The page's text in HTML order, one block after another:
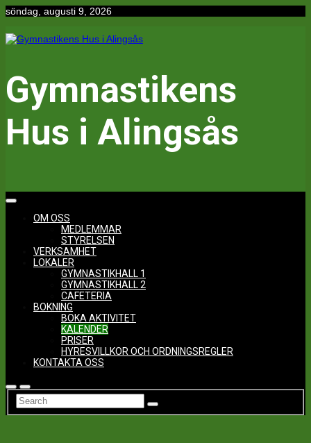
Hoppa
innehåll
söndag, augusti 9, 2026
Gymnastikens
Hus i Alingsås
OM OSS
MEDLEMMAR
STYRELSEN
VERKSAMHET
LOKALER
GYMNASTIKHALL 1
GYMNASTIKHALL 2
CAFETERIA
BOKNING
BOKA AKTIVITET
KALENDER
PRISER
HYRESVILLKOR OCH ORDNINGSREGLER
KONTAKTA OSS